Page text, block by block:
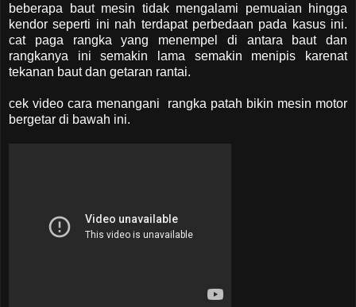
beberapa baut mesin tidak mengalami pemuaian hingga
kendor seperti ini nah terdapat perbedaan pada kasus ini.
cat paga rangka yang menempel di antara baut dan
rangkanya ini semakin lama semakin menipis karenat
tekanan baut dan getaran rantai.
cek video cara menangani rangka patah bikin mesin motor
bergetar di bawah ini.